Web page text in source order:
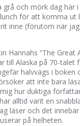
grå och mörk dag här
för att komma ut
inne (förutom när
Hannahs “The Great
till Alaska på 70-talet
halvvägs i boken
att inte bara
hur duktiga
alltid varit en
läser och det
på helheten.